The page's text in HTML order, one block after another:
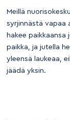
Meillä
syrjinnästä vapaa
hakee
paikka, ja jutella
yleensä laukeaa,
jäädä yksin.